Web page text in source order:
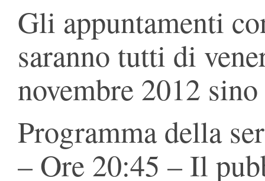
Gli appuntamenti
saranno tutti di
novembre 2012
Programma della
– Ore 20:45 – Il